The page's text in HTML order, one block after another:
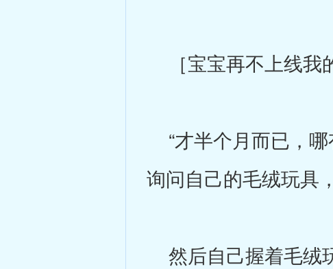
［宝宝再不上线我
“才半个月而已，哪
询问自己的毛绒玩具
然后自己握着毛绒